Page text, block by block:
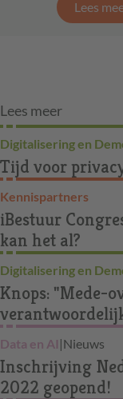
Lees
Lees meer
Digitalisering en
Tijd voor
Kennispartners
iBestuur
kan het al?
Digitalisering en
Knops: "Mede-
Data en AI |Nieuws
Inschrijving
2022 geopend!